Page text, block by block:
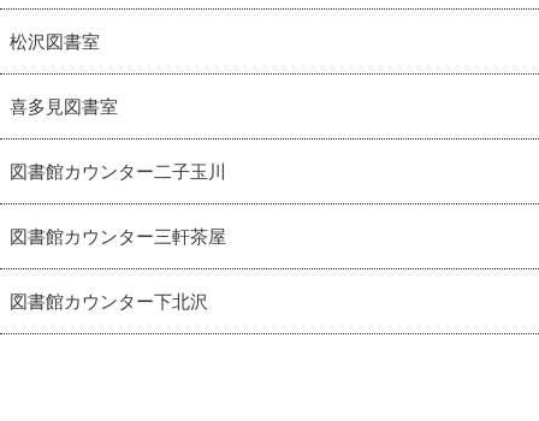
松沢図書室
喜多見図書室
図書館カウンター二子玉川
図書館カウンター三軒茶屋
図書館カウンター下北沢